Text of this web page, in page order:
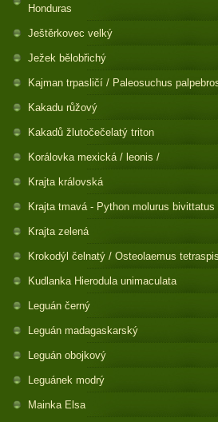
Honduras
Ještěrkovec velký
Ježek bělobřichý
Kajman trpasličí / Paleosuchus
Kakadu růžový
Kakadů žlutočečelatý triton
Korálovka mexická / leonis /
Krajta královská
Krajta tmavá - Python molurus bivittatus
Krajta zelená
Krokodýl čelnatý / Osteolaemus
Kudlanka Hierodula unimaculata
Leguán černý
Leguán madagaskarský
Leguán obojkový
Leguánek modrý
Mainka Elsa